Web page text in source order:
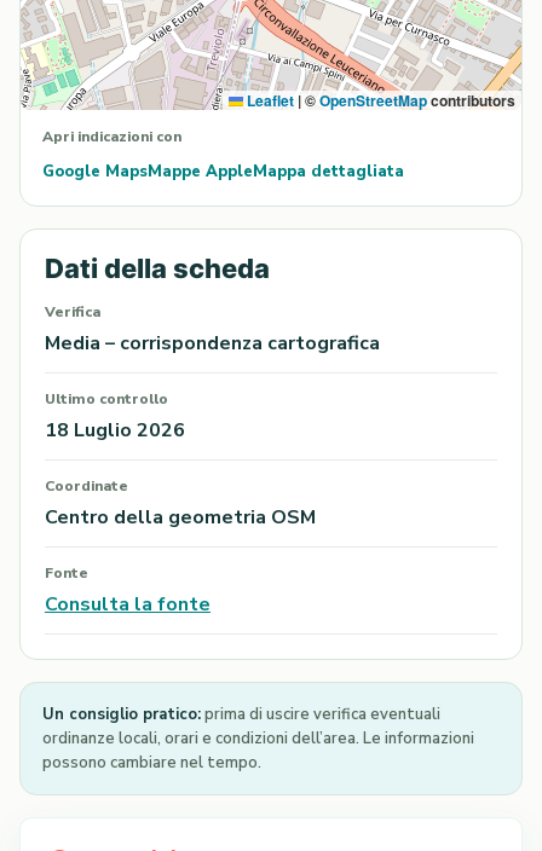
Leaflet |©OpenStreetMapcontributors
Apri indicazioni con
Google MapsMappe AppleMappa dettagliata
Dati della scheda
Verifica
Media – corrispondenza cartografica
Ultimo controllo
18 Luglio 2026
Coordinate
Centro della geometria OSM
Fonte
Consulta la fonte
Un consiglio pratico:prima di uscire verifica eventuali
ordinanze locali, orari e condizioni dell’area. Le informazioni
possono cambiare nel tempo.